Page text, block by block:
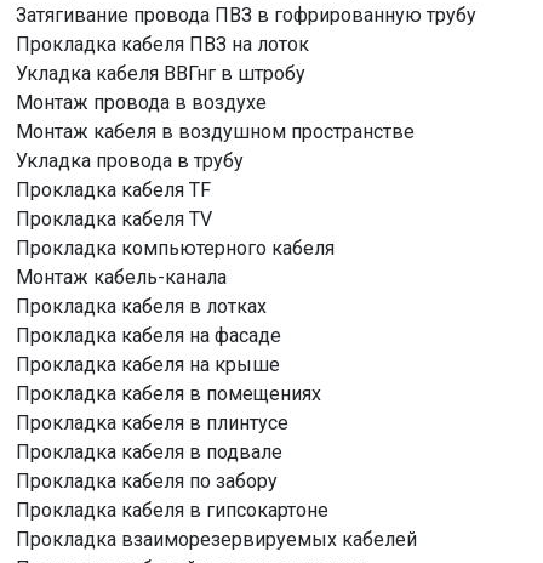
Затягивание провода ПВЗ в гофрированную трубу
Прокладка кабеля ПВЗ на лоток
Укладка кабеля ВВГнг в штробу
Монтаж провода в воздухе
Монтаж кабеля в воздушном пространстве
Укладка провода в трубу
Прокладка кабеля TF
Прокладка кабеля TV
Прокладка компьютерного кабеля
Монтаж кабель-канала
Прокладка кабеля в лотках
Прокладка кабеля на фасаде
Прокладка кабеля на крыше
Прокладка кабеля в помещениях
Прокладка кабеля в плинтусе
Прокладка кабеля в подвале
Прокладка кабеля по забору
Прокладка кабеля в гипсокартоне
Прокладка взаиморезервируемых кабелей